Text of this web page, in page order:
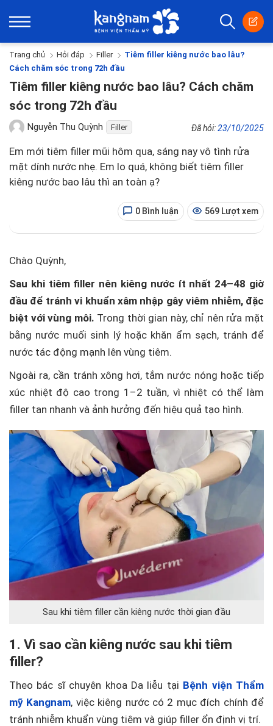
Trang chủ Hỏi đáp Filler
Tiêm filler kiêng nước bao lâu?
Cách chăm sóc trong 72h đầu
Tiêm filler kiêng nước bao lâu? Cách chăm
sóc trong 72h đầu
Nguyễn Thu Quỳnh Filler Đã hỏi:23/10/2025
Em mới tiêm filler mũi hôm qua, sáng nay vô tình rửa
mặt dính nước nhẹ. Em lo quá, không biết tiêm filler
kiêng nước bao lâu thì an toàn ạ?
0 Bình luận 569 Lượt xem
Chào Quỳnh,
Sau khi tiêm filler nên kiêng nước ít nhất 24–48 giờ
đầu để tránh vi khuẩn xâm nhập gây viêm nhiễm, đặc
biệt với vùng môi. Trong thời gian này, chỉ nên rửa mặt
bằng nước muối sinh lý hoặc khăn ẩm sạch, tránh để
nước tác động mạnh lên vùng tiêm.
Ngoài ra, cần tránh xông hơi, tắm nước nóng hoặc tiếp
xúc nhiệt độ cao trong 1–2 tuần, vì nhiệt có thể làm
filler tan nhanh và ảnh hưởng đến hiệu quả tạo hình.
Sau khi tiêm filler cần kiêng nước thời gian đầu
1. Vì sao cần kiêng nước sau khi tiêm
filler?
Theo bác sĩ chuyên khoa Da liễu tại Bệnh viện Thẩm
mỹ Kangnam, việc kiêng nước có 2 mục đích chính để
tránh nhiễm khuẩn vùng tiêm và giúp filler ổn định vị trí.